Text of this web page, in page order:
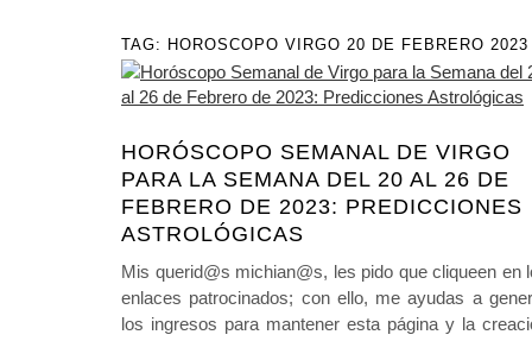
TAG: HOROSCOPO VIRGO 20 DE FEBRERO 2023
HORÓSCOPO SEMANAL DE VIRGO
PARA LA SEMANA DEL 20 AL 26 DE
FEBRERO DE 2023: PREDICCIONES
ASTROLÓGICAS
Mis querid@s michian@s, les pido que cliqueen en
enlaces patrocinados; con ello, me ayudas a
los ingresos para mantener esta página y la